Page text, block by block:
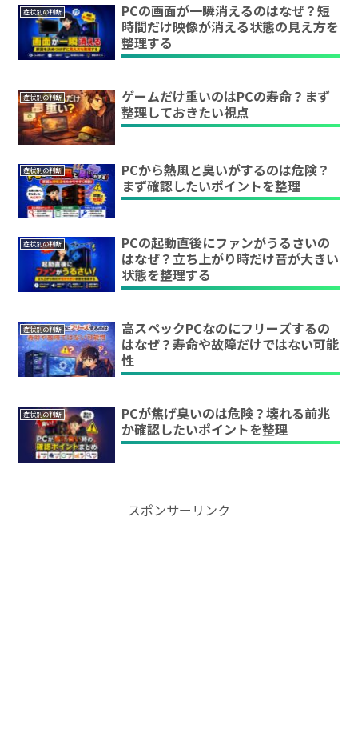
症状別の判断
PCの画面が一瞬消えるのはなぜ？短
時間だけ映像が消える状態の見え方を
整理する
症状別の判断
ゲームだけ重いのはPCの寿命？まず
整理しておきたい視点
症状別の判断
PCから熱風と臭いがするのは危険？
まず確認したいポイントを整理
症状別の判断
PCの起動直後にファンがうるさいの
はなぜ？立ち上がり時だけ音が大きい
状態を整理する
症状別の判断
高スペックPCなのにフリーズするの
はなぜ？寿命や故障だけではない可能
性
症状別の判断
PCが焦げ臭いのは危険？壊れる前兆
か確認したいポイントを整理
スポンサーリンク